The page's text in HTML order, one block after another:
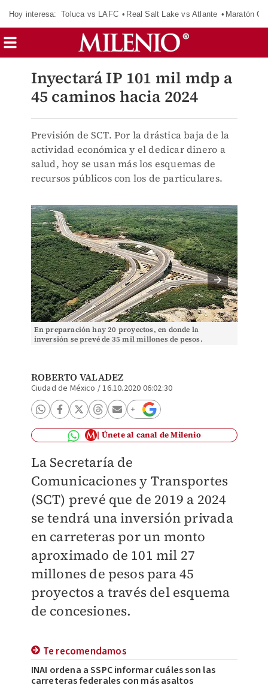
Hoy interesa: Toluca vs LAFC Real Salt Lake vs Atlante Maratón
Inyectará IP 101 mil mdp a
45 caminos hacia 2024
Previsión de SCT. Por la drástica baja de la
actividad económica y el dedicar dinero a
salud, hoy se usan más los esquemas de
recursos públicos con los de particulares.
En preparación hay 20 proyectos, en donde la
inversión se prevé de 35 mil millones de pesos.
ROBERTO VALADEZ
Ciudad de México /16.10.2020 06:02:30
Únete al canal de Milenio
La Secretaría de
Comunicaciones y Transportes
(SCT) prevé que de 2019 a 2024
se tendrá una inversión privada
en carreteras por un monto
aproximado de 101 mil 27
millones de pesos para 45
proyectos a través del esquema
de concesiones.
Te recomendamos
INAI ordena a SSPC informar cuáles son las
carreteras federales con más asaltos